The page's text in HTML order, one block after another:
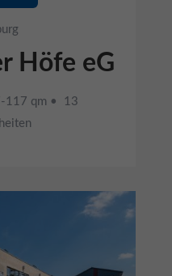
Höfe eG
117 qm • 13